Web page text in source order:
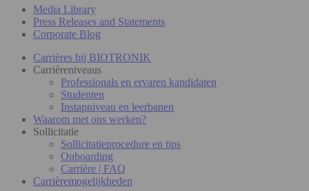
Media Library
Press Releases and Statements
Corporate Blog
Carrières bij BIOTRONIK
Carrièreniveaus
Professionals en ervaren kandidaten
Studenten
Instapniveau en leerbanen
Waarom met ons werken?
Sollicitatie
Sollicitatieprocedure en tips
Onboarding
Carrière | FAQ
Carrièremogelijkheden